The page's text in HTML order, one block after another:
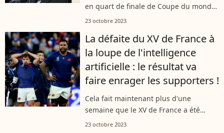
en quart de finale de Coupe du monde,
Fabien Galthié a décidé de couper
retrouvé en famille, dans son...
23 octobre 2023
La défaite du XV de France à
la loupe de l'intelligence
artificielle : le résultat va
faire enrager les supporters !
Cela fait maintenant plus d'une
semaine que le XV de France a été
éliminé de la Coupe du monde de
23 octobre 2023